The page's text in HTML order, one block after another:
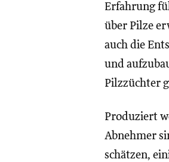
Erfahrung
über Pilze
auch die
und
Pilzzüchter
Produziert
Abnehmer
schätzen,